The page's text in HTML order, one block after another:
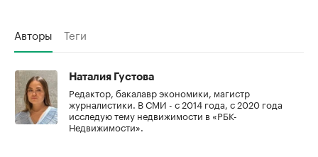
Авторы Теги
Наталия Густова
Редактор, бакалавр экономики, магистр
журналистики. В СМИ - с 2014 года, с 2020 года
исследую тему недвижимости в «РБК-
Недвижимости».